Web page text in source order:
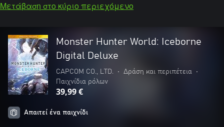
Μετάβαση στο κύριο περιεχόμενο
Monster Hunter World: Iceborne
Digital Deluxe
CAPCOM CO., LTD. • Δράση και περιπέτεια
•
Παιχνίδια ρόλων
39,99 €
Απαιτεί ένα παιχνίδι